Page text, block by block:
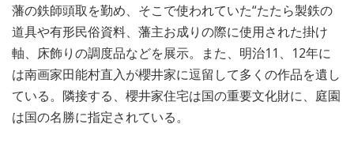
藩の鉄師頭取を勤め、そこで使われていた“たたら製鉄の
道具や有形民俗資料、藩主お成りの際に使用された掛け
軸、床飾りの調度品などを展示。また、明治11、12年に
は南画家田能村直入が櫻井家に逗留して多くの作品を遺し
ている。隣接する、櫻井家住宅は国の重要文化財に、庭園
は国の名勝に指定されている。